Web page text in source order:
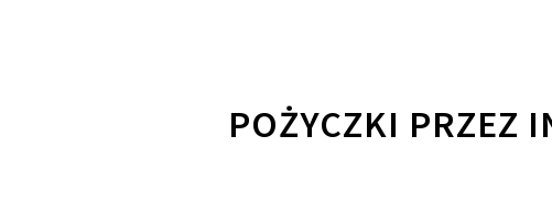
POŻYCZKI PRZEZ